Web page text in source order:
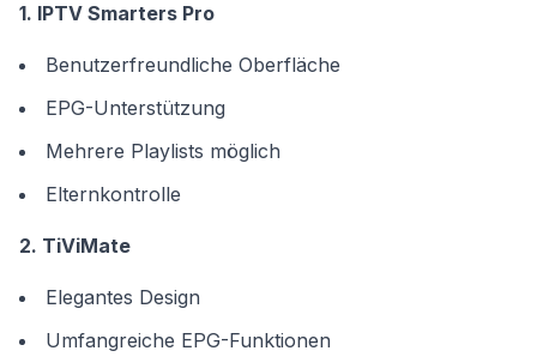
1. IPTV Smarters Pro
Benutzerfreundliche Oberfläche
EPG-Unterstützung
Mehrere Playlists möglich
Elternkontrolle
2. TiViMate
Elegantes Design
Umfangreiche EPG-Funktionen